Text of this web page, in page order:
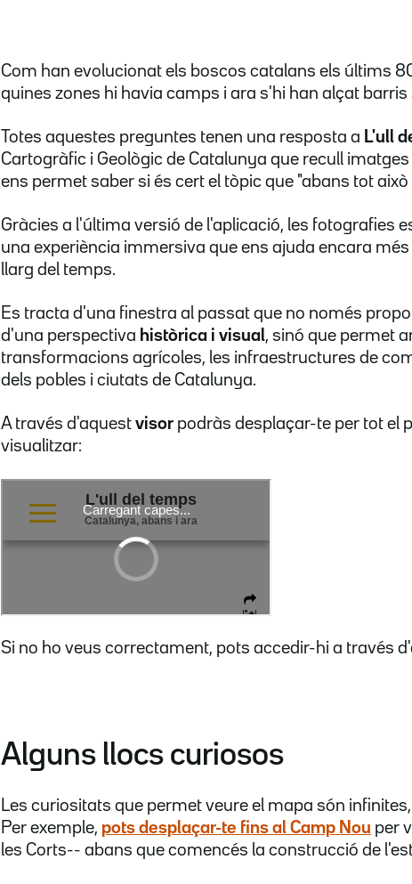
Com han evolucionat els boscos catalans els últims
quines zones hi havia camps i ara s'hi han alçat
Totes aquestes preguntes tenen una resposta a L'ull
Cartogràfic i Geològic de Catalunya que recull
ens permet saber si és cert el tòpic que "abans tot això
Gràcies a l'última versió de l'aplicació, les fotografies
una experiència immersiva que ens ajuda encara
llarg del temps.
Es tracta d'una finestra al passat que no només
d'una perspectiva històrica i visual, sinó que permet
transformacions agrícoles, les infraestructures de
dels pobles i ciutats de Catalunya.
A través d'aquest visor podràs desplaçar-te per tot el
visualitzar:
Si no ho veus correctament, pots accedir-hi a través
Alguns llocs curiosos
Les curiositats que permet veure el mapa són
Per exemple, pots desplaçar-te fins al Camp Nou per
les Corts-- abans que comencés la construcció de